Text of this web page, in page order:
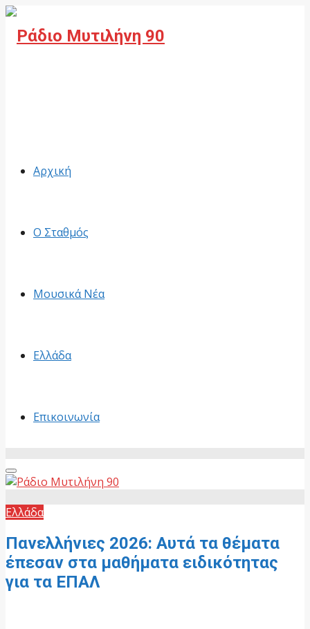
Αρχική
Ο Σταθμός
Μουσικά Νέα
Ελλάδα
Επικοινωνία
Primary
Menu
Ελλάδα
Πανελλήνιες 2026: Αυτά τα θέματα
έπεσαν στα μαθήματα ειδικότητας
για τα ΕΠΑΛ